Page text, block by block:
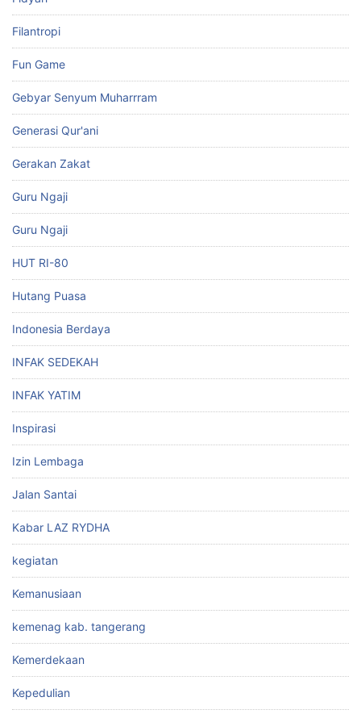
Filantropi
Fun Game
Gebyar Senyum Muharrram
Generasi Qur'ani
Gerakan Zakat
Guru Ngaji
Guru Ngaji
HUT RI-80
Hutang Puasa
Indonesia Berdaya
INFAK SEDEKAH
INFAK YATIM
Inspirasi
Izin Lembaga
Jalan Santai
Kabar LAZ RYDHA
kegiatan
Kemanusiaan
kemenag kab. tangerang
Kemerdekaan
Kepedulian